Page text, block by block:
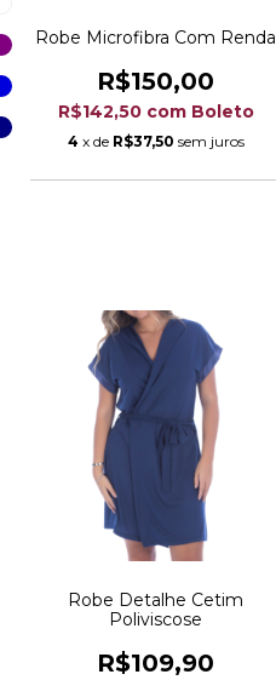
Robe Microfibra Com Renda
R$150,00
R$142,50 com Boleto
4 x de R$37,50 sem juros
Robe Detalhe Cetim
Poliviscose
R$109,90